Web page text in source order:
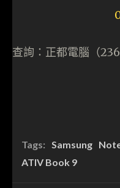
查詢：正都電腦（
Tags: Samsung
ATIV Book 9